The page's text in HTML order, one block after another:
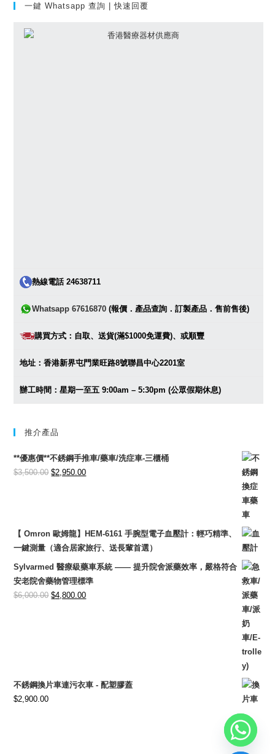
一鍵 Whatsapp 查詢 | 快速回覆
熱線電話 24638711
Whatsapp 67616870 (報價．產品查詢．訂製產品．售前售後)
購買方式：自取、送貨(滿$1000免運費)、或順豐
地址：香港新界屯門業旺路8號聯昌中心2201室
辦工時間：星期一至五 9:00am – 5:30pm (公眾假期休息)
推介產品
**優惠價**不銹鋼手推車/藥車/洗症車-三櫃桶
$3,500.00 Original
$2,950.00Current
【 Omron 歐姆龍】HEM-6161 手腕型電子血壓計：輕巧精準、
一鍵測量（適合居家旅行、送長輩首選）
Sylvarmed 醫療級藥車系統 —— 提升院舍派藥效率，嚴格符合
安老院舍藥物管理標準
$6,000.00 Original
$4,800.00Current
不銹鋼換片車連污衣車 - 配塑膠蓋
$2,900.00